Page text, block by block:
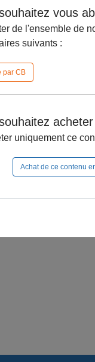
d’un
dans le site, vous
pouvez
vous
de l'ensemble de
suivants :
par CB
uniquement ce
Achat de ce contenu